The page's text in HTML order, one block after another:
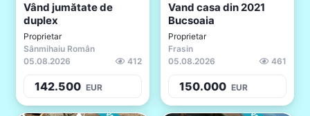
Vând jumătate de
duplex
Proprietar
Sânmihaiu Român
05.08.2026
412
142.500 EUR
Vand casa din 2021
Bucsoaia
Proprietar
Frasin
05.08.2026
461
150.000 EUR